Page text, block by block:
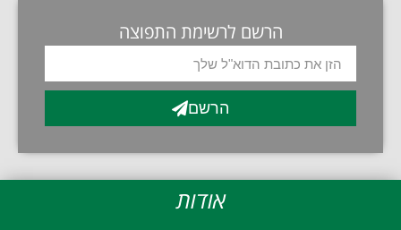
הרשם לרשימת התפוצה
הרשם
אודות